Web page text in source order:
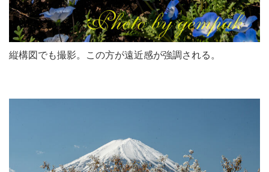
縦構図でも撮影。この方が遠近感が強調される。